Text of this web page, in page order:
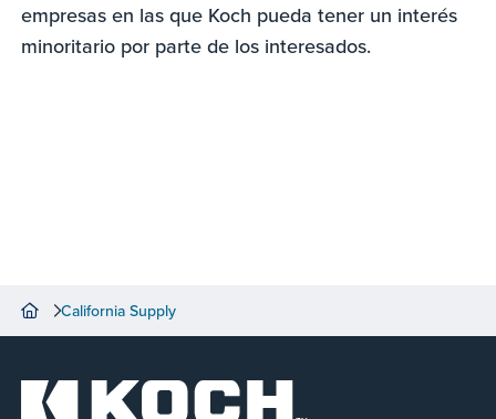
empresas en las que Koch pueda tener un interés
minoritario por parte de los interesados.
California Supply